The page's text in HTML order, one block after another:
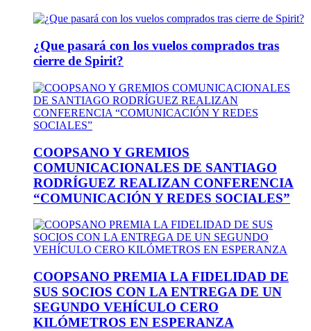
¿Que pasará con los vuelos comprados tras
cierre de Spirit?
COOPSANO Y GREMIOS
COMUNICACIONALES DE SANTIAGO
RODRÍGUEZ REALIZAN CONFERENCIA
“COMUNICACIÓN Y REDES SOCIALES”
COOPSANO PREMIA LA FIDELIDAD DE
SUS SOCIOS CON LA ENTREGA DE UN
SEGUNDO VEHÍCULO CERO
KILÓMETROS EN ESPERANZA